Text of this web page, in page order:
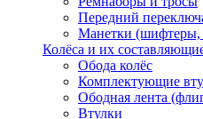
Передний
Манетки (шифтеры,
Колёса и их
Обода колёс
Комплектующие
Ободная лента
Втулки